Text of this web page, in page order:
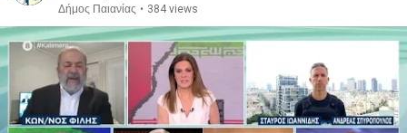
Δήμος Παιανίας • 384 views